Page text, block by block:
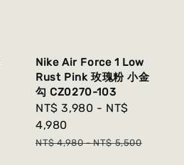
Nike Air Force 1 Low
Rust Pink 玫瑰粉 小金
勾 CZ0270-103
Sale
price
NT$ 3,980 - NT$
4,980
Regular
NT$ 4,980-NT$ 5,500